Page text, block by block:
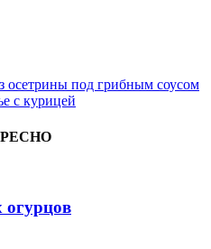
осетрины под грибным соусом
с курицей
огурцов